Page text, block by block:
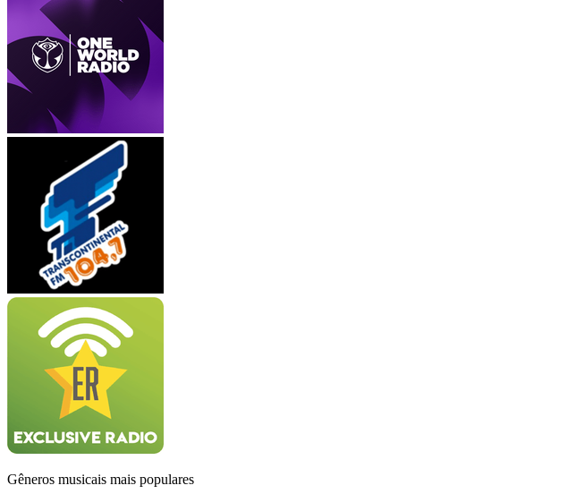
Gêneros musicais mais populares